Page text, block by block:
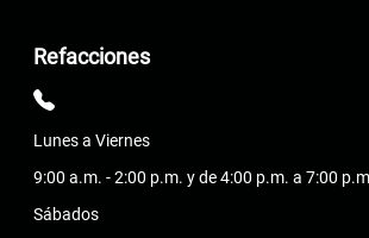
Refacciones
Lunes a Viernes
9:00 a.m. - 2:00 p.m. y de 4:00 p.m. a 7:00
Sábados